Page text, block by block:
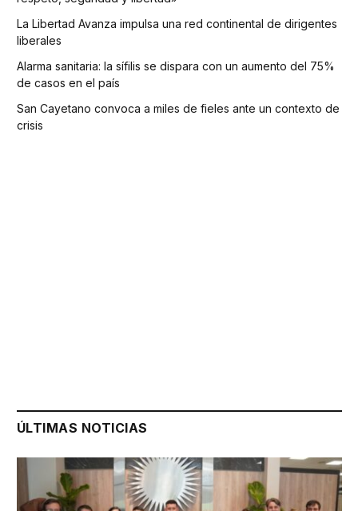
La Libertad Avanza impulsa una red continental de dirigentes
liberales
Alarma sanitaria: la sífilis se dispara con un aumento del 75%
de casos en el país
San Cayetano convoca a miles de fieles ante un contexto de
crisis
ÚLTIMAS NOTICIAS